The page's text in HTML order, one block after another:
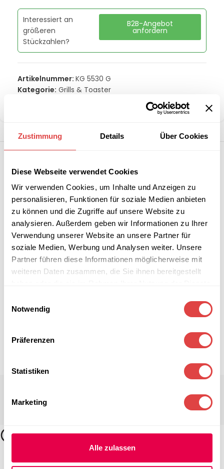
Zustimmung Details Über Cookies
Diese Webseite verwendet Cookies
Wir verwenden Cookies, um Inhalte und Anzeigen zu
personalisieren, Funktionen für soziale Medien anbieten
zu können und die Zugriffe auf unsere Website zu
analysieren. Außerdem geben wir Informationen zu Ihrer
Verwendung unserer Website an unsere Partner für
soziale Medien, Werbung und Analysen weiter. Unsere
Partner führen diese Informationen möglicherweise mit
weiteren Daten zusammen, die Sie ihnen bereitgestellt
Notwendig
Präferenzen
Statistiken
Marketing
Alle zulassen
Interessiert an
größeren
Stückzahlen?
B2B-Angebot
anfordern
Artikelnummer: KG 5530 G
Kategorie: Grills & Toaster